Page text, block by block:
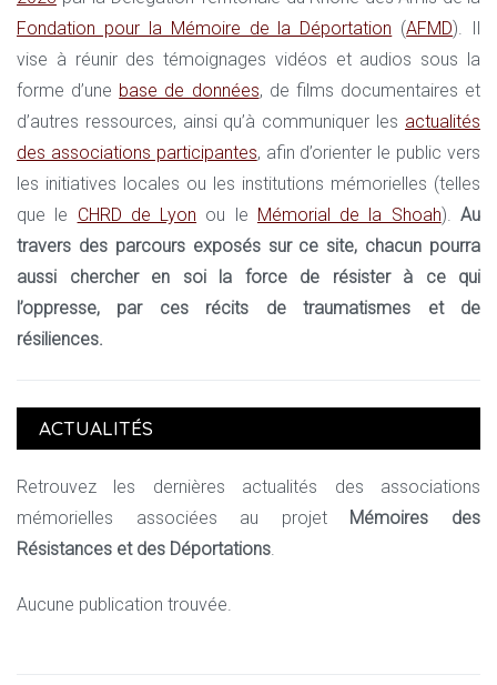
Fondation pour la Mémoire de la Déportation (AFMD). Il
vise à réunir des témoignages vidéos et audios sous la
forme d’une base de données, de films documentaires et
d’autres ressources, ainsi qu’à communiquer les actualités
des associations participantes, afin d’orienter le public vers
les initiatives locales ou les institutions mémorielles (telles
que le CHRD de Lyon ou le Mémorial de la Shoah).Au
travers des parcours exposés sur ce site, chacun pourra
aussi chercher en soi la force de résister à ce qui
l’oppresse, par ces récits de traumatismes et de
résiliences.
ACTUALITÉS
Retrouvez les dernières actualités des associations
mémorielles associées au projet Mémoires des
Résistances et des Déportations.
Aucune publication trouvée.